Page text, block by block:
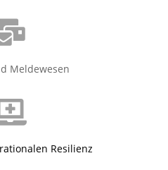
Meldewesen
Resilienz